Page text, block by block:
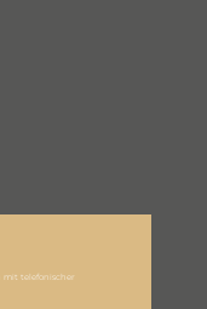
mit telefonischer